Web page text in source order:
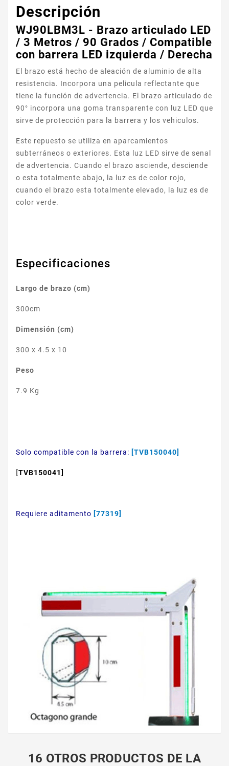
Descripción
WJ90LBM3L - Brazo articulado LED
/ 3 Metros / 90 Grados / Compatible
con barrera LED izquierda / Derecha
El brazo está hecho de aleación de aluminio de alta
resistencia. Incorpora una pelicula reflectante que
tiene la función de advertencia. El brazo articulado de
90° incorpora una goma transparente con luz LED que
sirve de protección para la barrera y los vehiculos.
Este repuesto se utiliza en aparcamientos
subterráneos o exteriores. Esta luz LED sirve de senal
de advertencia. Cuando el brazo asciende, desciende
o esta totalmente abajo, la luz es de color rojo,
cuando el brazo esta totalmente elevado, la luz es de
color verde.
Especificaciones
Largo de brazo (cm)
300cm
Dimensión (cm)
300 x 4.5 x 10
Peso
7.9 Kg
Solo compatible con la barrera: [TVB150040]
[TVB150041]
Requiere aditamento [77319]
16 OTROS PRODUCTOS DE LA